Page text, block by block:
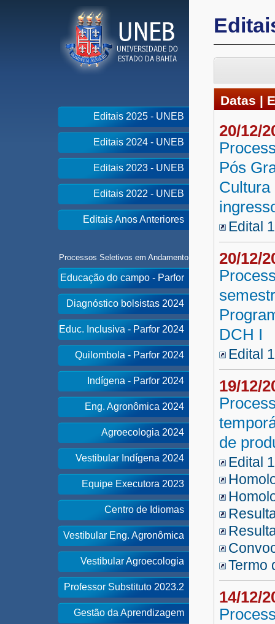
Editais 2025 - UNEB
Editais 2024 - UNEB
Editais 2023 - UNEB
Editais 2022 - UNEB
Editais Anos Anteriores
Processos Seletivos em Andamento
Educação do campo - Parfor
Diagnóstico bolsistas 2024
Educ. Inclusiva - Parfor 2024
Quilombola - Parfor 2024
Indígena - Parfor 2024
Eng. Agronômica 2024
Agroecologia 2024
Vestibular Indígena 2024
Equipe Executora 2023
Centro de Idiomas
Vestibular Eng. Agronômica
Vestibular Agroecologia
Professor Substituto 2023.2
Gestão da Aprendizagem
Datas |
20/12/
Pós
Cultura
Edital
20/12/
DCH I
Edital
19/12/
de
Edital
Termo
14/12/